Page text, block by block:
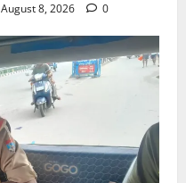
August 8, 2026 0